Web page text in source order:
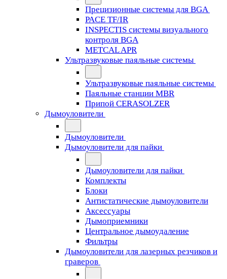
Прецизионные системы для BGA
PACE TF/IR
INSPECTIS системы визуального
контроля BGA
METCAL APR
Ультразвуковые паяльные системы
Ультразвуковые паяльные системы
Паяльные станции MBR
Припой CERASOLZER
Дымоуловители
Дымоуловители
Дымоуловители для пайки
Дымоуловители для пайки
Комплекты
Блоки
Антистатические дымоуловители
Аксессуары
Дымоприемники
Центральное дымоудаление
Фильтры
Дымоуловители для лазерных резчиков и
граверов